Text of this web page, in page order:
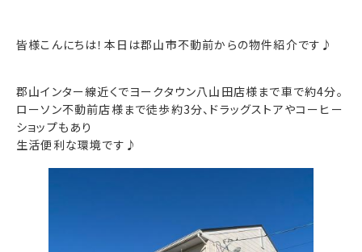
皆様こんにちは！本日は郡山市不動前からの物件紹介です♪
郡山インター線近くでヨークタウン八山田店様まで車で約4分。
ローソン不動前店様まで徒歩約3分、ドラッグストアやコーヒー
ショップもあり
生活便利な環境です♪